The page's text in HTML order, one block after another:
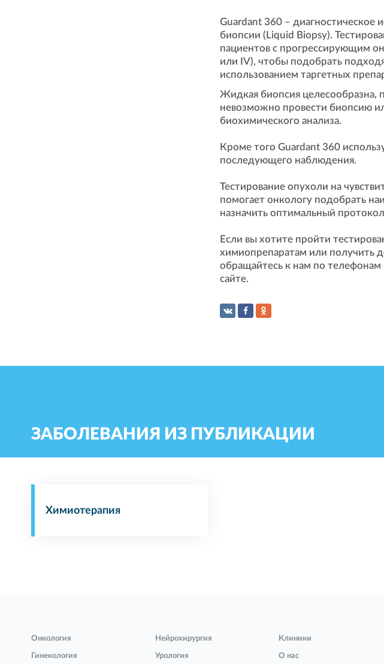
Guardant 360 – диагностическое
биопсии (Liquid Biopsy).
пациентов с прогрессирующим
или IV), чтобы подобрать
использованием таргетных
Жидкая биопсия целесообразна,
невозможно провести биопсию
биохимического анализа.
Кроме того Guardant 360
последующего наблюдения.
Тестирование опухоли на
помогает онкологу подобрать
назначить оптимальный
Если вы хотите пройти
химиопрепаратам или получить
обращайтесь к нам по телефонам
сайте.
ЗАБОЛЕВАНИЯ ИЗ ПУБЛИКАЦИИ
Химиотерапия
Онкология Нейрохирургия
Гинекология Урология
Клиники
О нас